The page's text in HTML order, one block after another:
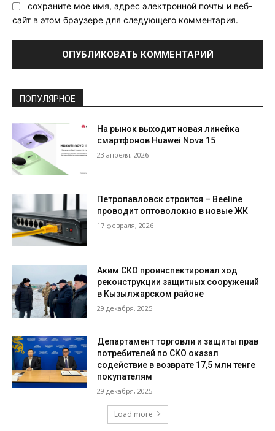
сохраните мое имя, адрес электронной почты и веб-
сайт в этом браузере для следующего комментария.
ПОПУЛЯРНОЕ
На рынок выходит новая линейка
смартфонов Huawei Nova 15
23 апреля, 2026
Петропавловск строится – Beeline
проводит оптоволокно в новые ЖК
17 февраля, 2026
Аким СКО проинспектировал ход
реконструкции защитных сооружений
в Кызылжарском районе
29 декабря, 2025
Департамент торговли и защиты прав
потребителей по СКО оказал
содействие в возврате 17,5 млн тенге
покупателям
29 декабря, 2025
Load more